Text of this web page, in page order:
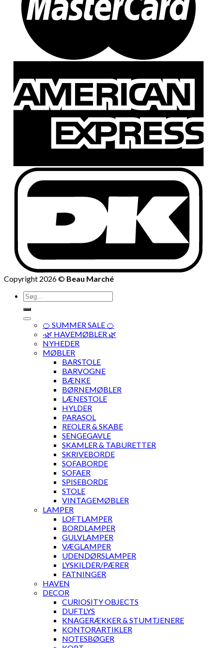
Copyright 2026 © Beau Marché
Søg
efter:
🍊 SUMMER SALE 🍊
·🌿 HAVEMØBLER 🌿
NYHEDER
MØBLER
BARSTOLE
BARVOGNE
BÆNKE
BØRNEMØBLER
LÆNESTOLE
HYLDER
PARASOL
REOLER & SKABE
SENGEGAVLE
SKAMLER & TABURETTER
SKRIVEBORDE
SOFABORDE
SOFAER
SPISEBORDE
STOLE
VINTAGEMØBLER
LAMPER
LOFTLAMPER
BORDLAMPER
GULVLAMPER
VÆGLAMPER
UDENDØRSLAMPER
LYSKILDER/PÆRER
FATNINGER
HAVEN
DECOR
CURIOSITY OBJECTS
DUFTLYS
KNAGERÆKKER & STUMTJENERE
KONTORARTIKLER
NOTESBØGER